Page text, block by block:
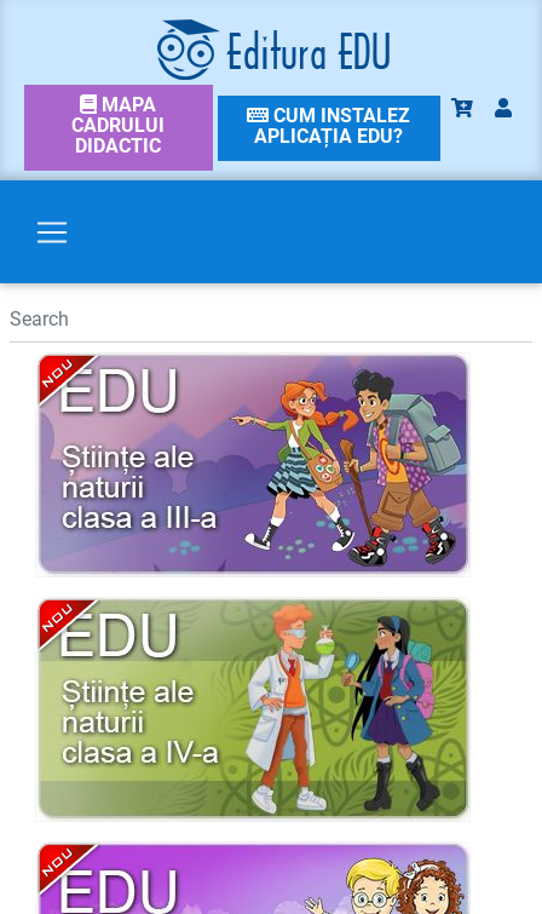
MAPA
CADRULUI
DIDACTIC
CUM INSTALEZ
APLICAȚIA EDU?